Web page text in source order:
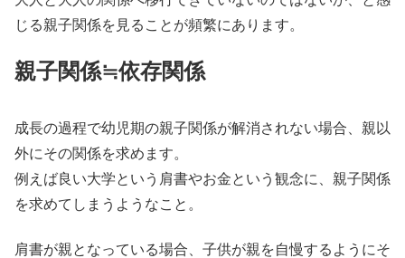
じる親子関係を見ることが頻繁にあります。
親子関係≒依存関係
成長の過程で幼児期の親子関係が解消されない場合、親以
外にその関係を求めます。
例えば良い大学という肩書やお金という観念に、親子関係
を求めてしまうようなこと。
肩書が親となっている場合、子供が親を自慢するようにそ